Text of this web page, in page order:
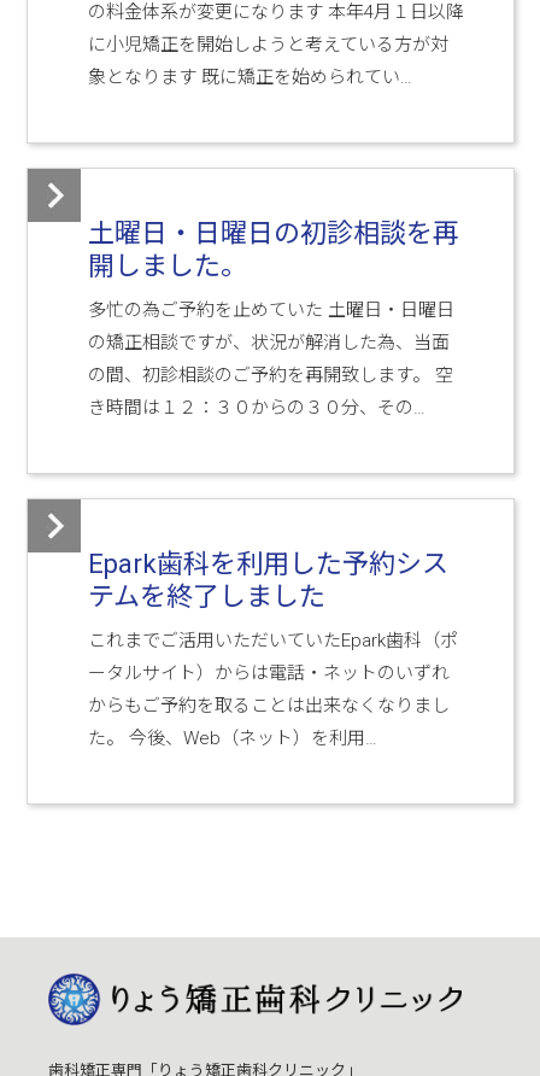
の料金体系が変更になります 本年4月１日以降
に小児矯正を開始しようと考えている方が対
象となります 既に矯正を始められてい…
土曜日・日曜日の初診相談を再
開しました。
多忙の為ご予約を止めていた 土曜日・日曜日
の矯正相談ですが、状況が解消した為、当面
の間、初診相談のご予約を再開致します。 空
き時間は１２：３０からの３０分、その…
Epark歯科を利用した予約シス
テムを終了しました
これまでご活用いただいていたEpark歯科（ポ
ータルサイト）からは電話・ネットのいずれ
からもご予約を取ることは出来なくなりまし
た。 今後、Web（ネット）を利用…
歯科矯正専門「りょう矯正歯科クリニック」